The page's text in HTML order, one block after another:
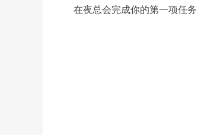
在夜总会完成你的第一项任务